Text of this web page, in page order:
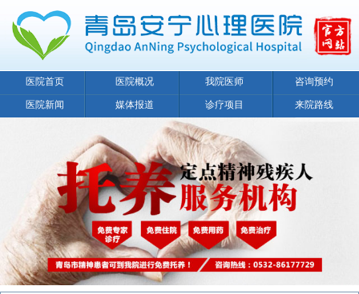
医院首页 医院概况 我院医师 咨询预约
医院新闻 媒体报道 诊疗项目 来院路线